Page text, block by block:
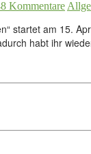
Kommentare
startet am 15.
habt ihr